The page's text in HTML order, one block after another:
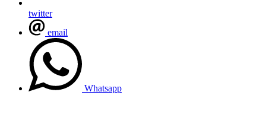
twitter
email
Whatsapp